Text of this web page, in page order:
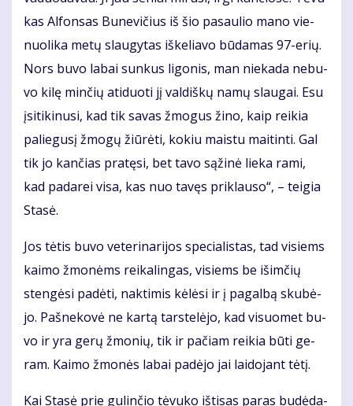
kas Al­fon­sas Bu­ne­vi­čius iš šio pa­sau­lio ma­no vie­
nuo­li­ka me­tų slau­gy­tas iš­ke­lia­vo bū­da­mas 97-erių.
Nors bu­vo la­bai sun­kus li­go­nis, man nie­ka­da ne­bu­
vo ki­lę min­čių ati­duo­ti jį val­diš­kų na­mų slau­gai. Esu
įsi­ti­ki­nu­si, kad tik sa­vas žmo­gus ži­no, kaip rei­kia
pa­lie­gu­sį žmo­gų žiū­rė­ti, ko­kiu mais­tu mai­tin­ti. Gal
tik jo kan­čias pra­tę­si, bet ta­vo są­ži­nė lie­ka ra­mi,
kad pa­da­rei vi­sa, kas nuo ta­vęs pri­klau­so“, – tei­gia
Sta­sė.
Jos tė­tis bu­vo ve­te­ri­na­ri­jos spe­cia­lis­tas, tad vi­siems
kai­mo žmo­nėms rei­ka­lin­gas, vi­siems be iš­im­čių
sten­gė­si pa­dė­ti, nak­ti­mis kė­lė­si ir į pa­gal­bą sku­bė­
jo. Pa­šne­ko­vė ne kar­tą tars­te­lė­jo, kad vi­suo­met bu­
vo ir yra ge­rų žmo­nių, tik ir pa­čiam rei­kia bū­ti ge­
ram. Kai­mo žmo­nės la­bai pa­dė­jo jai lai­do­jant tė­tį.
Kai Sta­sė prie gu­lin­čio tė­vu­ko iš­ti­sas pa­ras bu­dė­da­